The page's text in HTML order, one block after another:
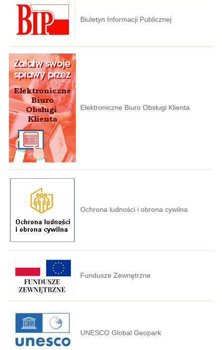
Biuletyn Informacji Publicznej
Elektroniczne Biuro Obsługi Klienta
Ochrona ludności i obrona cywilna
Fundusze Zewnętrzne
UNESCO Global Geopark